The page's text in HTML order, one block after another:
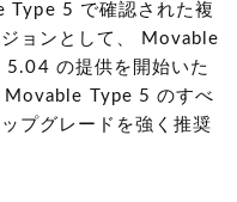
5 で確認された複
ョンとして、 Movable
の提供を開始いた
Type 5 のすべ
プグレードを強く推奨